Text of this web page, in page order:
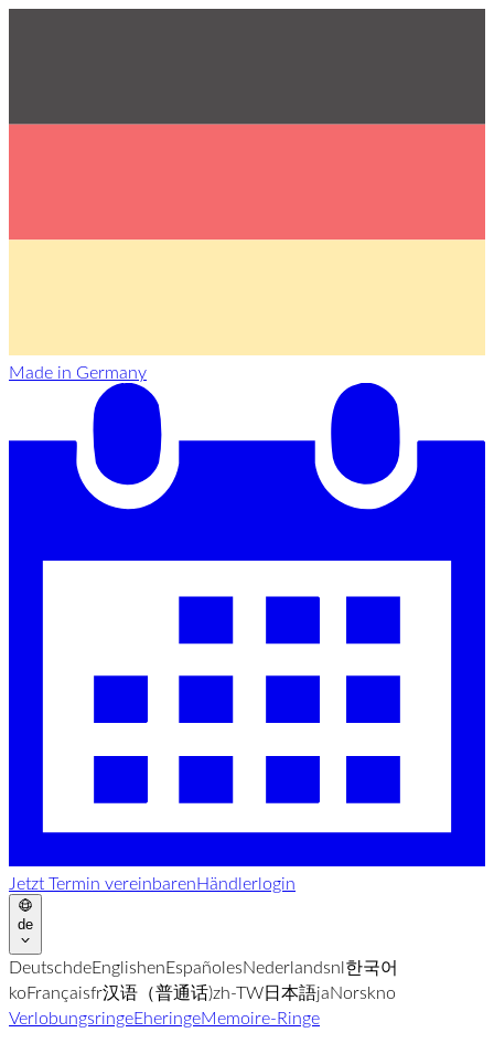
Made in Germany
Jetzt Termin vereinbarenHändlerlogin
de
DeutschdeEnglishenEspañolesNederlandsnl한국어
koFrançaisfr汉语（普通话)zh-TW日本語jaNorskno
VerlobungsringeEheringeMemoire-Ringe